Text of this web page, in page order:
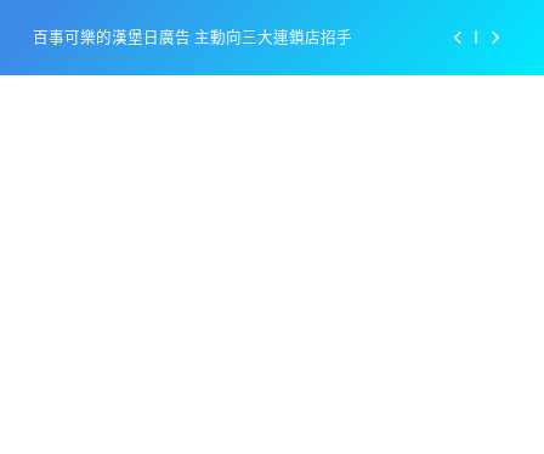
content
百事可樂的漢堡日廣告 主動向三大連鎖店招手